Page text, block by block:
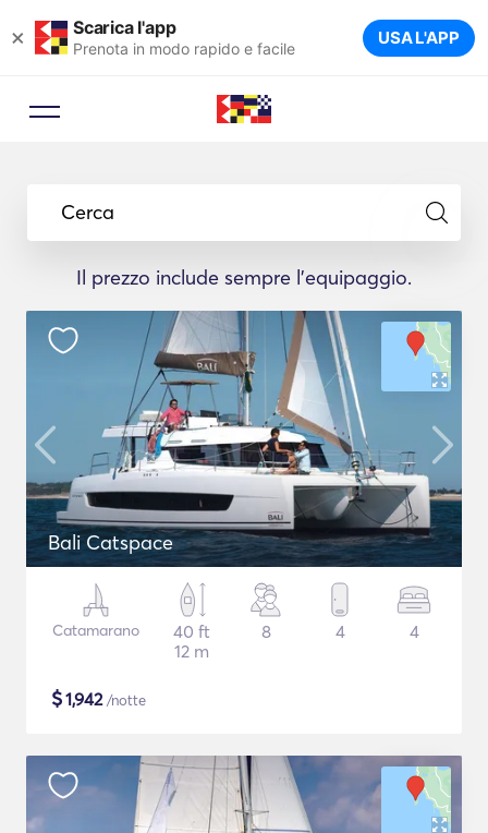
× Scarica l'app
Prenota in modo rapido e facile USA L'APP
Cerca
Il prezzo include sempre l'equipaggio.
Bali Catspace
Catamarano
40 ft
12 m
8 4 4
$1,942/notte